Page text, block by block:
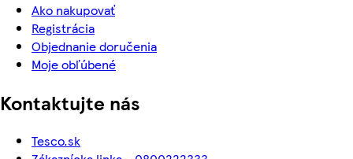
Ako nakupovať
Registrácia
Objednanie doručenia
Moje obľúbené
Kontaktujte nás
Tesco.sk